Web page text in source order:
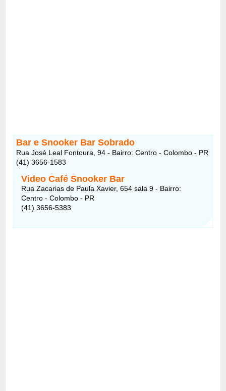
Bar e Snooker Bar Sobrado
Rua José Leal Fontoura, 94 - Bairro: Centro - Colombo - PR
(41) 3656-1583
Video Café Snooker Bar
Rua Zacarias de Paula Xavier, 654 sala 9 - Bairro:
Centro - Colombo - PR
(41) 3656-5383